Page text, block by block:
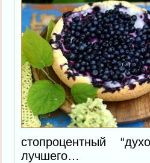
стопроцентный
лучшего…